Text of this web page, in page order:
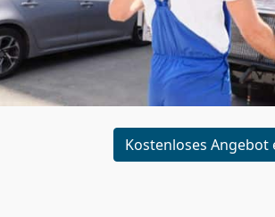
Kostenloses Angebot